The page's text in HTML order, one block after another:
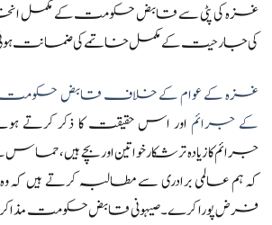
غزہ کی پٹی سے قابض حکومت کے مکمل
کی جارحیت کے مکمل خاتمے کی ضمانت
غزہ کے عوام کے خلاف قابض حکومت
کے جرائم اور اس حقیقت کا ذکر کرتے
جرائم کا زیادہ تر شکار خواتین اور بچے ہیں،
کہ ہم عالمی برادری سے مطالبہ کرتے ہیں کہ
فرض پورا کرے۔ صیہونی قابض حکومت